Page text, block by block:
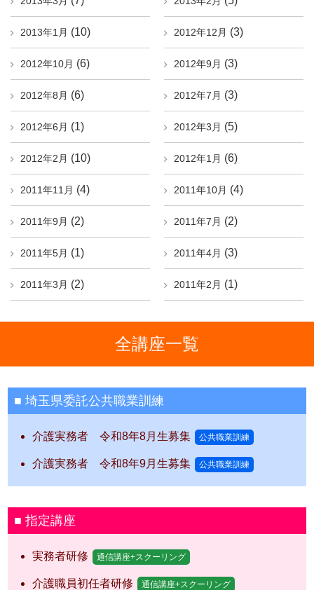
2013年1月 (10) 2012年12月 (3)
2012年10月 (6) 2012年9月 (3)
2012年8月 (6) 2012年7月 (3)
2012年6月 (1) 2012年3月 (5)
2012年2月 (10) 2012年1月 (6)
2011年11月 (4) 2011年10月 (4)
2011年9月 (2) 2011年7月 (2)
2011年5月 (1) 2011年4月 (3)
2011年3月 (2) 2011年2月 (1)
全講座一覧
埼玉県委託公共職業訓練
介護実務者 令和8年8月生募集 公共職業訓練
介護実務者 令和8年9月生募集 公共職業訓練
指定講座
実務者研修 通信講座+スクーリング
介護職員初任者研修 通信講座+スクーリング